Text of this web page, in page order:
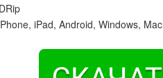
iPad, Android, Windows, Mac